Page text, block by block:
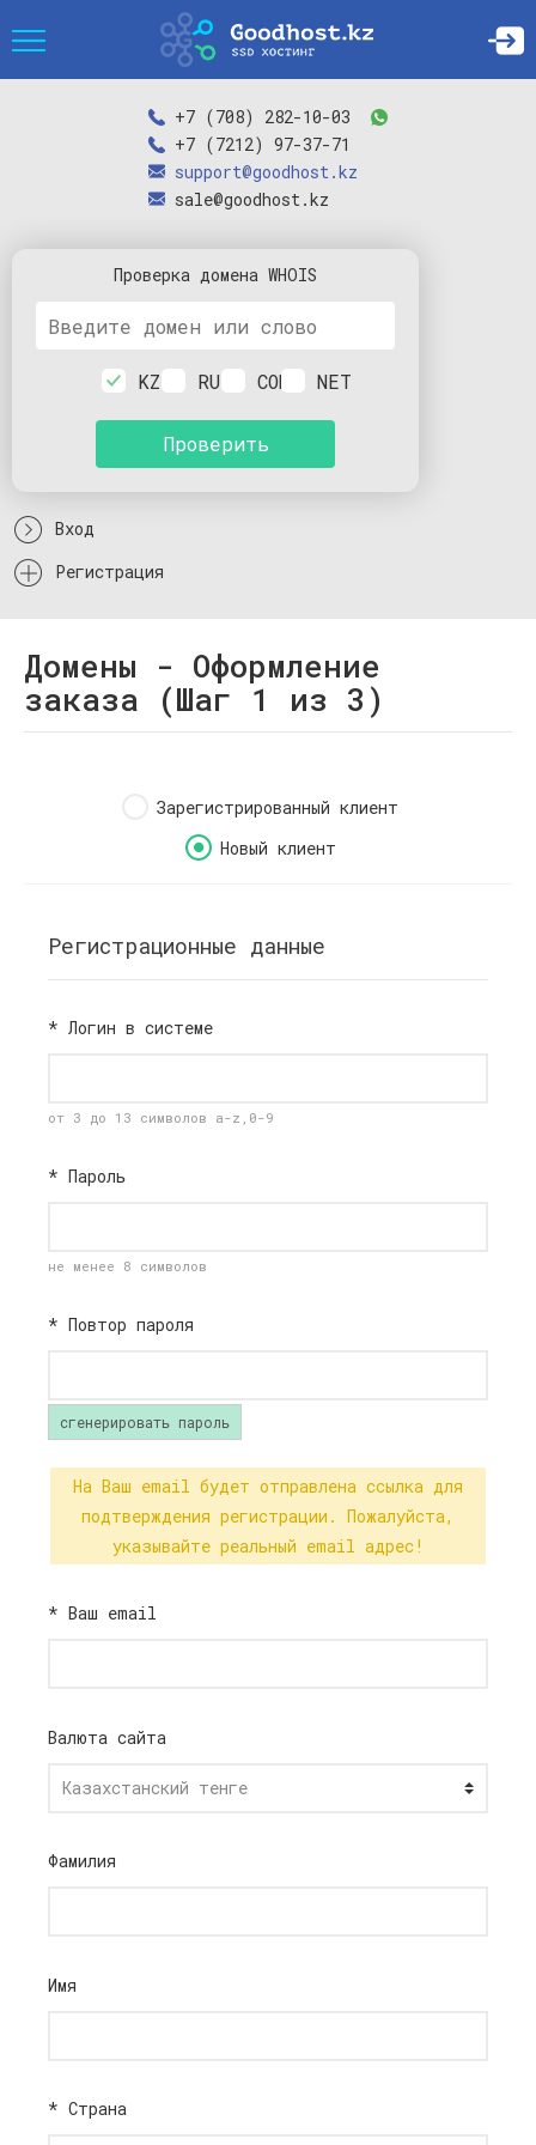
+7 (708) 282-10-03
+7 (7212) 97-37-71
support@goodhost.kz
sale@goodhost.kz
Проверка домена WHOIS
Проверить
KZ RU COM NET
Вход
Регистрация
Домены - Оформление
заказа (Шаг 1 из 3)
Зарегистрированный клиент
Новый клиент
Регистрационные данные
* Логин в системе
от 3 до 13 символов a-z,0-9
* Пароль
не менее 8 символов
* Повтор пароля
сгенерировать пароль
На Ваш email будет отправлена ссылка для
подтверждения регистрации. Пожалуйста,
указывайте реальный email адрес!
* Ваш email
Валюта сайта
Фамилия
Имя
* Страна